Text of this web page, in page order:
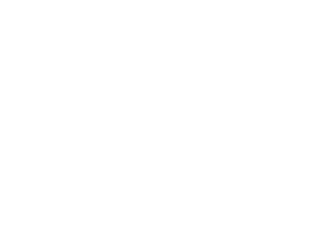
परीक्षा जीवाजी विश्वविद्यालय से भिन्न किसी
संबंधी कार्यवाही की जा सके विलंब के लिए
आदित्य सिंह, वेद प्रकाश, रिया राय, हेमंत,